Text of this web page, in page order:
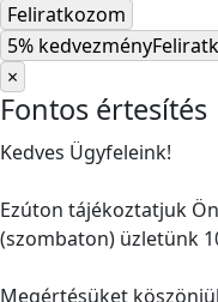
Feliratkozom
5% kedvezmény
×
Fontos értesítés
Kedves Ügyfeleink!
Ezúton tájékoztatjuk
(szombaton) üzletünk
Megértésüket